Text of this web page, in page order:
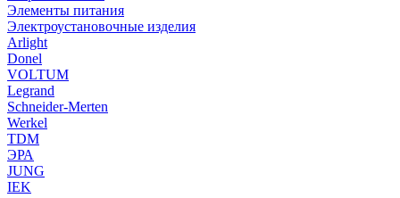
Элементы питания
Электроустановочные изделия
Arlight
Donel
VOLTUM
Legrand
Schneider-Merten
Werkel
TDM
ЭРА
JUNG
IEK